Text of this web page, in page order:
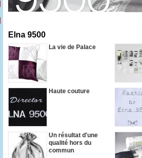
Elna 9500
La vie de Palace
Haute couture
Un résultat d'une
qualité hors du
commun